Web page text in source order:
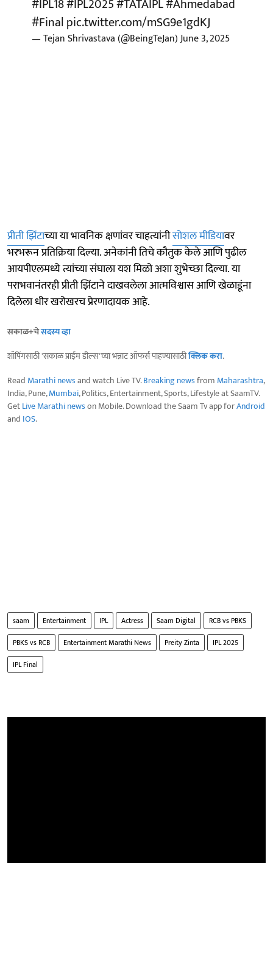
#IPL18#IPL2025#TATAIPL#Ahmedabad
#Finalpic.twitter.com/mSG9e1gdKJ
— Tejan Shrivastava (@BeingTeJan)June 3, 2025
प्रीती झिंटाच्या या भावनिक क्षणांवर चाहत्यांनीसोशल मीडियावर
भरभरून प्रतिक्रिया दिल्या. अनेकांनी तिचे कौतुक केले आणि पुढील
आयपीएलमध्ये त्यांच्या संघाला यश मिळो अशा शुभेच्छा दिल्या. या
पराभवानंतरही प्रीती झिंटाने दाखवलेला आत्मविश्वास आणि खेळाडूंना
दिलेला धीर खरोखरच प्रेरणादायक आहे.
सकाळ+चेसदस्य व्हा
शॉपिंगसाठी 'सकाळ प्राईम डील्स'च्या भन्नाट ऑफर्स पाहण्यासाठीक्लिक करा.
Read Marathi newsand watch Live TV.Breaking newsfrom Maharashtra,
India, Pune,Mumbai, Politics, Entertainment, Sports, Lifestyle at SaamTV.
GetLive Marathi newson Mobile. Download the Saam Tv app forAndroid
and IOS.
saam Entertainment IPL Actress Saam Digital
RCB vs PBKS
PBKS vs RCB
Entertainment Marathi News Preity Zinta
IPL 2025
IPL Final